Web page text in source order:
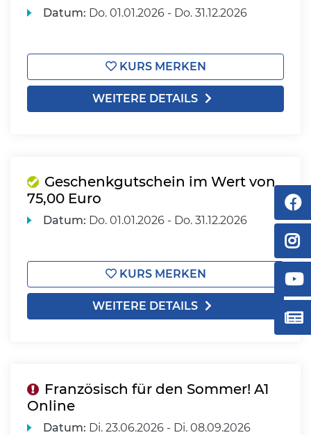
Datum: Do. 01.01.2026 - Do. 31.12.2026
KURS MERKEN
WEITERE DETAILS
Geschenkgutschein im Wert von
75,00 Euro
Datum: Do. 01.01.2026 - Do. 31.12.2026
KURS MERKEN
WEITERE DETAILS
Französisch für den Sommer! A1
Online
Datum: Di. 23.06.2026 - Di. 08.09.2026